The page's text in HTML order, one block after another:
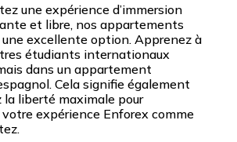
une expérience d’immersion
et libre, nos appartements
excellente option. Apprenez à
étudiants internationaux
dans un appartement
Cela signifie également
la liberté maximale pour
expérience Enforex comme